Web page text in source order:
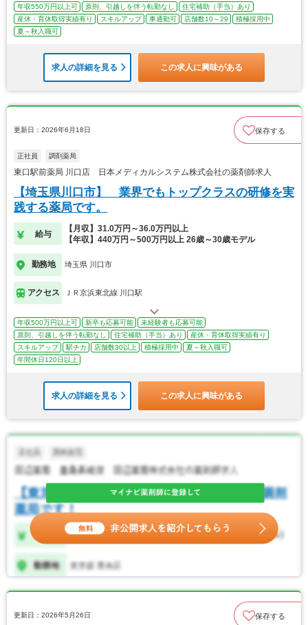
年収550万円以上可 原則、引越しを伴う転勤なし
住宅補助（手当）あり
産休・育休取得実績有り
スキルアップ 車通勤可 店舗数10～29
積極採用中
夏～秋入職可
求人の詳細を見る この求人に興味がある
更新日：2026年6月18日 保存する
正社員 調剤薬局
東口駅前薬局 川口店 日本メディカルシステム株式会社の薬剤師求人
【埼玉県川口市】 業界でもトップクラスの研修を実
践する薬局です。
給与
【月収】31.0万円～36.0万円以上
【年収】440万円～500万円以上 26歳～30歳モデル
勤務地 埼玉県 川口市
アクセス ＪＲ京浜東北線 川口駅
年収500万円以上可 新卒も応募可能
未経験者も応募可能
原則、引越しを伴う転勤なし
住宅補助（手当）あり
産休・育休取得実績有り
スキルアップ
駅チカ 店舗数30以上 積極採用中
夏～秋入職可
年間休日120日以上
求人の詳細を見る この求人に興味がある
更新日：2026年5月26日 保存する